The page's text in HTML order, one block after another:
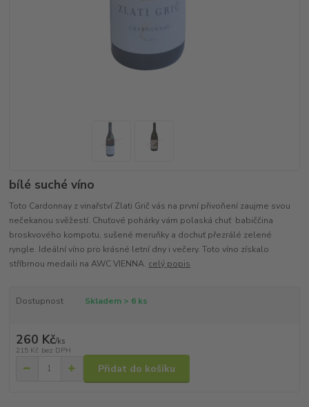
bílé suché víno
Toto Cardonnay z vinařství Zlati Grič vás na první přivoňení zaujme svou
nečekanou svěžestí. Chuťové pohárky vám polaská chuť babiččina
broskvového kompotu, sušené meruňky a dochuť přezrálé zelené
ryngle. Ideální víno pro krásné letní dny i večery. Toto víno získalo
stříbrnou medaili na AWC VIENNA. celý popis
Dostupnost Skladem > 6 ks
260 Kč/ks
215 Kč bez DPH
Přidat do košíku